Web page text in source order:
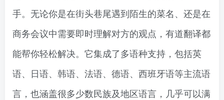
手。无论你是在街头巷尾遇到陌生的菜名、还是在
商务会议中需要即时理解对方的观点，有道翻译都
能帮你轻松解决。它集成了多语种支持，包括英
语、日语、韩语、法语、德语、西班牙语等主流语
言，也涵盖很多少数民族及地区语言，几乎可以满